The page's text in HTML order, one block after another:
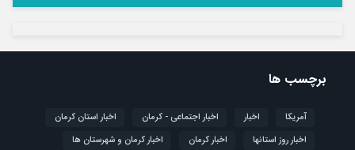
برچسب ها
آمریکا اخبار اخبار اجتماعی - کرمان
اخبار استان کرمان
اخبار روز استانها
اخبار کرمان
اخبار کرمان و شهرستان ها